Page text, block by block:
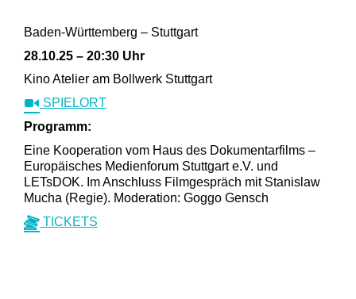
Baden-Württemberg – Stuttgart
28.10.25 – 20:30 Uhr
Kino Atelier am Bollwerk Stuttgart
SPIELORT
Programm:
Eine Kooperation vom Haus des Dokumentarfilms –
Europäisches Medienforum Stuttgart e.V. und
LETsDOK. Im Anschluss Filmgespräch mit Stanislaw
Mucha (Regie). Moderation: Goggo Gensch
TICKETS